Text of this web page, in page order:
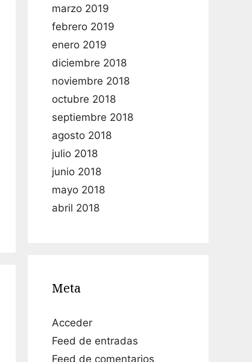
marzo 2019
febrero 2019
enero 2019
diciembre 2018
noviembre 2018
octubre 2018
septiembre 2018
agosto 2018
julio 2018
junio 2018
mayo 2018
abril 2018
Meta
Acceder
Feed de entradas
Feed de comentarios